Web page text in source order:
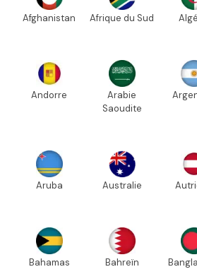
Afghanistan Afrique du Sud
Andorre
Arabie
Saoudite
Aruba Australie
Bahamas Bahreïn